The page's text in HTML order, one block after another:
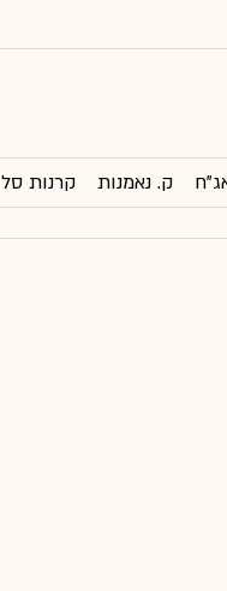
ק. נאמנות קרנות סל